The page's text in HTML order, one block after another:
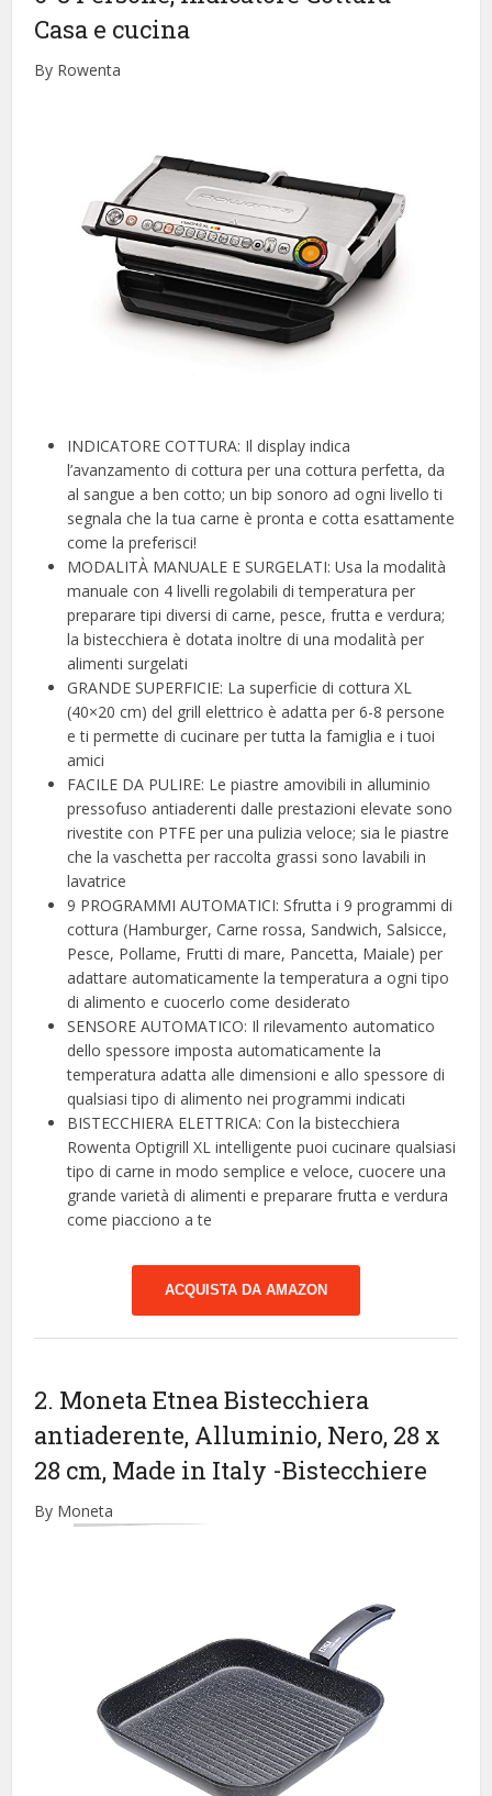
Casa e cucina
By Rowenta
INDICATORE COTTURA: Il display indica
l’avanzamento di cottura per una cottura perfetta, da
al sangue a ben cotto; un bip sonoro ad ogni livello ti
segnala che la tua carne è pronta e cotta esattamente
come la preferisci!
MODALITÀ MANUALE E SURGELATI: Usa la modalità
manuale con 4 livelli regolabili di temperatura per
preparare tipi diversi di carne, pesce, frutta e verdura;
la bistecchiera è dotata inoltre di una modalità per
alimenti surgelati
GRANDE SUPERFICIE: La superficie di cottura XL
(40×20 cm) del grill elettrico è adatta per 6-8 persone
e ti permette di cucinare per tutta la famiglia e i tuoi
amici
FACILE DA PULIRE: Le piastre amovibili in alluminio
pressofuso antiaderenti dalle prestazioni elevate sono
rivestite con PTFE per una pulizia veloce; sia le piastre
che la vaschetta per raccolta grassi sono lavabili in
lavatrice
9 PROGRAMMI AUTOMATICI: Sfrutta i 9 programmi di
cottura (Hamburger, Carne rossa, Sandwich, Salsicce,
Pesce, Pollame, Frutti di mare, Pancetta, Maiale) per
adattare automaticamente la temperatura a ogni tipo
di alimento e cuocerlo come desiderato
SENSORE AUTOMATICO: Il rilevamento automatico
dello spessore imposta automaticamente la
temperatura adatta alle dimensioni e allo spessore di
qualsiasi tipo di alimento nei programmi indicati
BISTECCHIERA ELETTRICA: Con la bistecchiera
Rowenta Optigrill XL intelligente puoi cucinare qualsiasi
tipo di carne in modo semplice e veloce, cuocere una
grande varietà di alimenti e preparare frutta e verdura
come piacciono a te
ACQUISTA DA AMAZON
2. Moneta Etnea Bistecchiera
antiaderente, Alluminio, Nero, 28 x
28 cm, Made in Italy -Bistecchiere
By Moneta